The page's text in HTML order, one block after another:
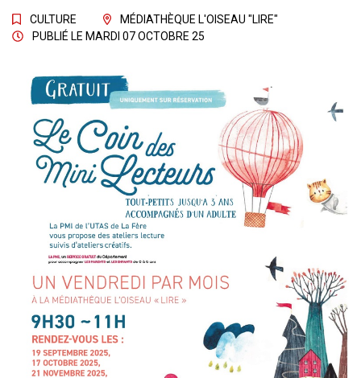
CULTURE
MÉDIATHÈQUE L'OISEAU "LIRE"
PUBLIÉ LE MARDI 07 OCTOBRE 25